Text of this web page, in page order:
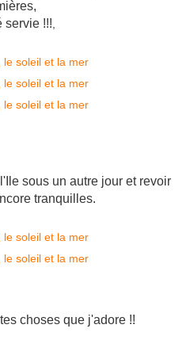
servie !!!
sous un autre jour et revoir
tranquilles.
choses que j'adore !!